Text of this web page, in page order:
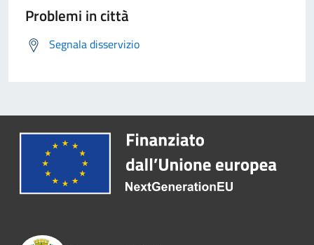
Problemi in città
Segnala disservizio